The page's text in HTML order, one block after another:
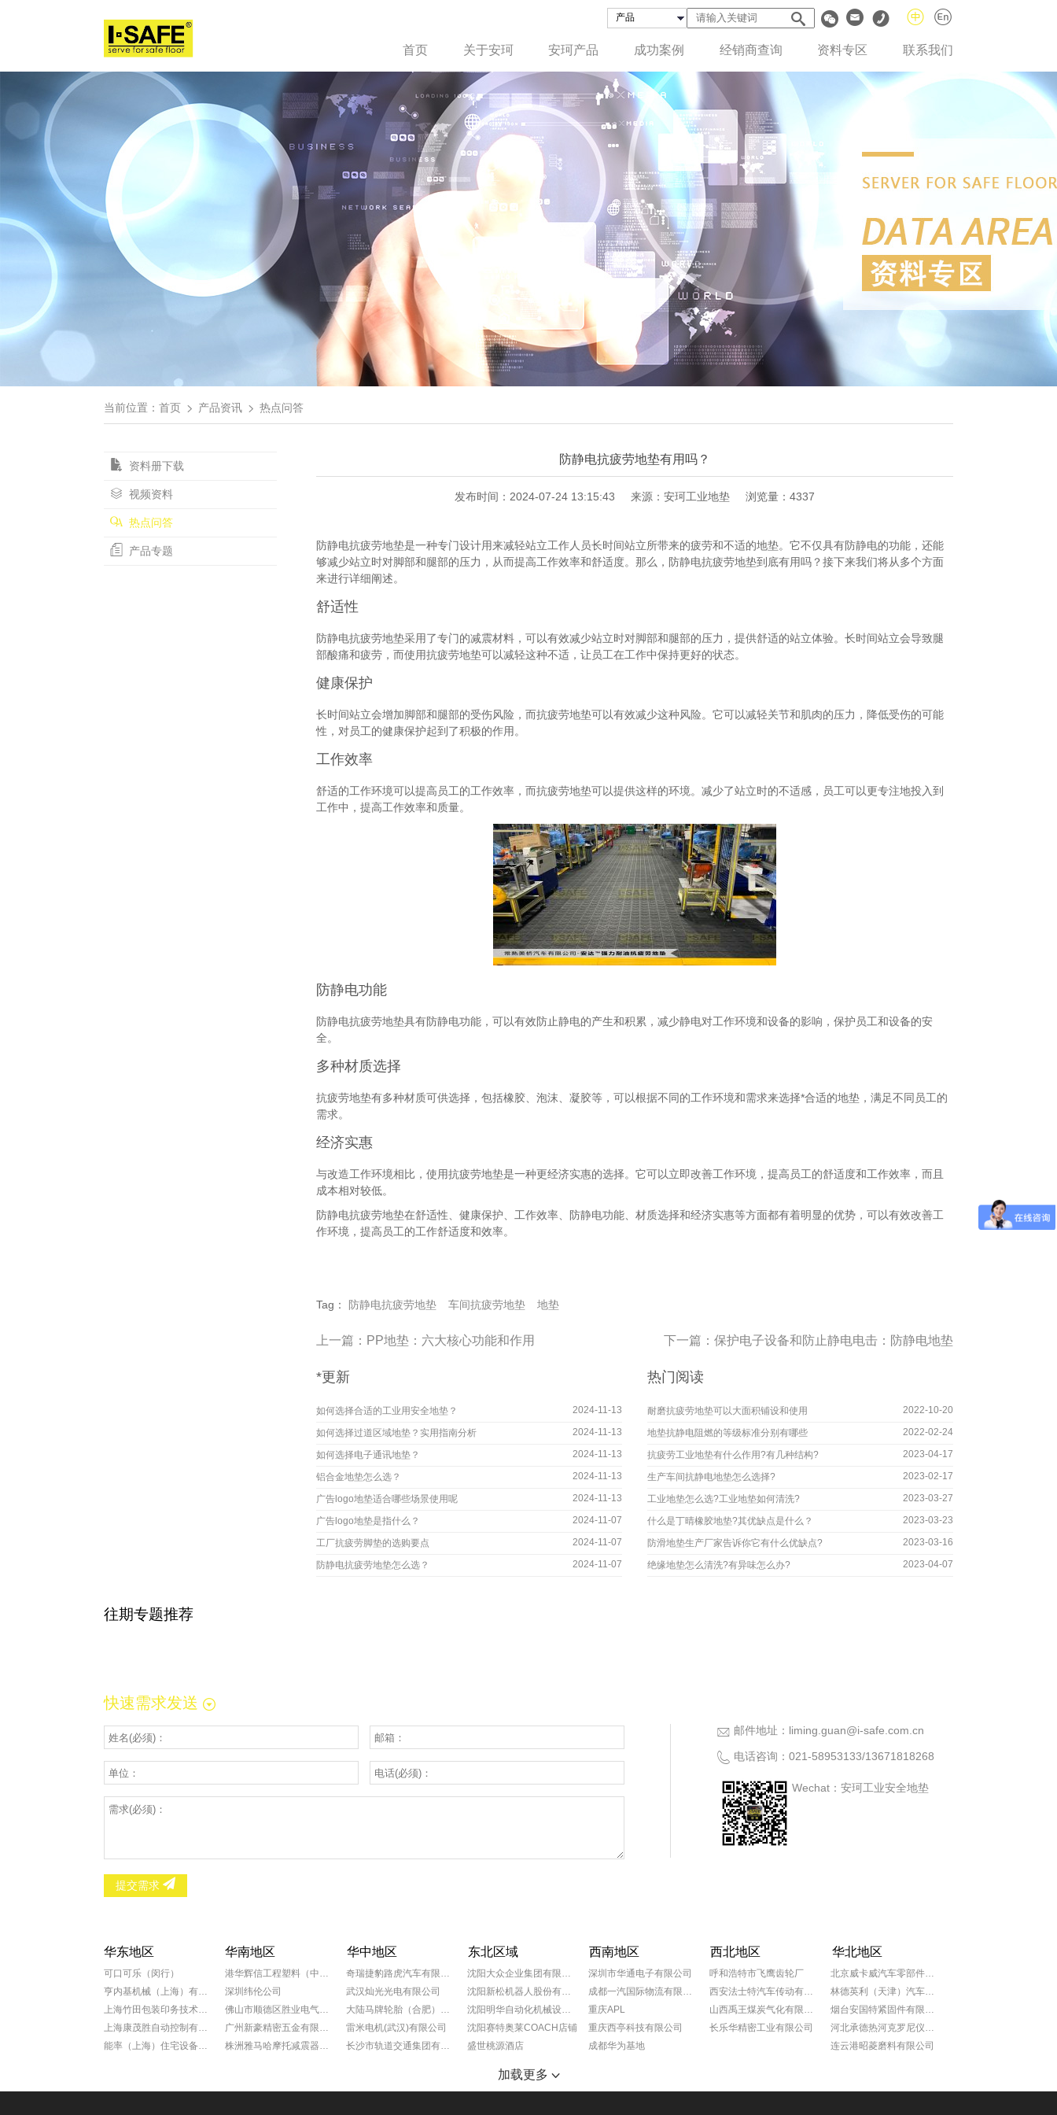
首页 关于安珂 安珂产品 成功案例 经销商查询 资料专区 联系我们
当前位置： 首页 产品资讯 热点问答
资料册下载
视频资料
热点问答
产品专题
防静电抗疲劳地垫有用吗？
发布时间：2024-07-24 13:15:43 来源：安珂工业地垫 浏览量：4337
防静电抗疲劳地垫是一种专门设计用来减轻站立工作人员长时间站立所带来的疲劳和不适的地垫。它不仅具有防静电的功能，还能
够减少站立时对脚部和腿部的压力，从而提高工作效率和舒适度。那么，防静电抗疲劳地垫到底有用吗？接下来我们将从多个方面
来进行详细阐述。
舒适性
防静电抗疲劳地垫采用了专门的减震材料，可以有效减少站立时对脚部和腿部的压力，提供舒适的站立体验。长时间站立会导致腿
部酸痛和疲劳，而使用抗疲劳地垫可以减轻这种不适，让员工在工作中保持更好的状态。
健康保护
长时间站立会增加脚部和腿部的受伤风险，而抗疲劳地垫可以有效减少这种风险。它可以减轻关节和肌肉的压力，降低受伤的可能
性，对员工的健康保护起到了积极的作用。
工作效率
舒适的工作环境可以提高员工的工作效率，而抗疲劳地垫可以提供这样的环境。减少了站立时的不适感，员工可以更专注地投入到
工作中，提高工作效率和质量。
防静电功能
防静电抗疲劳地垫具有防静电功能，可以有效防止静电的产生和积累，减少静电对工作环境和设备的影响，保护员工和设备的安
全。
多种材质选择
抗疲劳地垫有多种材质可供选择，包括橡胶、泡沫、凝胶等，可以根据不同的工作环境和需求来选择*合适的地垫，满足不同员工的
需求。
经济实惠
与改造工作环境相比，使用抗疲劳地垫是一种更经济实惠的选择。它可以立即改善工作环境，提高员工的舒适度和工作效率，而且
成本相对较低。
防静电抗疲劳地垫在舒适性、健康保护、工作效率、防静电功能、材质选择和经济实惠等方面都有着明显的优势，可以有效改善工
作环境，提高员工的工作舒适度和效率。
Tag： 防静电抗疲劳地垫 车间抗疲劳地垫 地垫
上一篇： PP地垫：六大核心功能和作用 下一篇： 保护电子设备和防止静电电击：防静电地垫
*更新
如何选择合适的工业用安全地垫？ 2024-11-13
如何选择过道区域地垫？实用指南分析 2024-11-13
如何选择电子通讯地垫？ 2024-11-13
铝合金地垫怎么选？ 2024-11-13
广告logo地垫适合哪些场景使用呢 2024-11-13
广告logo地垫是指什么？ 2024-11-07
工厂抗疲劳脚垫的选购要点 2024-11-07
防静电抗疲劳地垫怎么选？ 2024-11-07
热门阅读
耐磨抗疲劳地垫可以大面积铺设和使用 2022-10-20
地垫抗静电阻燃的等级标准分别有哪些 2022-02-24
抗疲劳工业地垫有什么作用?有几种结构? 2023-04-17
生产车间抗静电地垫怎么选择? 2023-02-17
工业地垫怎么选?工业地垫如何清洗? 2023-03-27
什么是丁晴橡胶地垫?其优缺点是什么？ 2023-03-23
防滑地垫生产厂家告诉你它有什么优缺点? 2023-03-16
绝缘地垫怎么清洗?有异味怎么办? 2023-04-07
往期专题推荐
快速需求发送
提交需求
邮件地址： liming.guan@i-safe.com.cn
电话咨询： 021-58953133/13671818268
Wechat：安珂工业安全地垫
华东地区 华南地区 华中地区 东北区域 西南地区 西北地区 华北地区
可口可乐（闵行）
亨内基机械（上海）有限公司
上海竹田包装印务技术有限公司
上海康茂胜自动控制有限公司
能率（上海）住宅设备有限公司
港华辉信工程塑料（中山）有限公司
深圳纬伦公司
佛山市顺德区胜业电气有限公司
广州新豪精密五金有限公司
株洲雅马哈摩托减震器有限公司
奇瑞捷豹路虎汽车有限公司
武汉灿光光电有限公司
大陆马牌轮胎（合肥）有限公司
雷米电机(武汉)有限公司
长沙市轨道交通集团有限公司
沈阳大众企业集团有限公司
沈阳新松机器人股份有限公司
沈阳明华自动化机械设备有限公司
沈阳赛特奥莱COACH店铺
盛世桃源酒店
抚顺万达广场
深圳市华通电子有限公司
成都一汽国际物流有限公司
重庆APL
重庆西亭科技有限公司
成都华为基地
呼和浩特市飞鹰齿轮厂
西安法士特汽车传动有限责任公司
山西禹王煤炭气化有限公司
长乐华精密工业有限公司
北京威卡威汽车零部件股份有限公司
林德英利（天津）汽车部件有限公司
烟台安国特紧固件有限公司
河北承德热河克罗尼仪表公司
连云港昭菱磨料有限公司
加载更多